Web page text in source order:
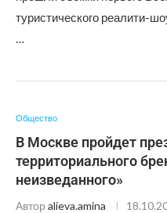
туристического реалити-
…
Общество
В Москве пройдет
территориального
неизведанного»
Автор alieva.amina